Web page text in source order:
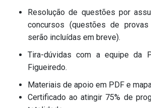
Resolução de questões por
concursos (questões de
serão incluídas em breve).
Tira-dúvidas com a equipe da
Figueiredo.
Materiais de apoio em PDF e
Certificado ao atingir 75% de